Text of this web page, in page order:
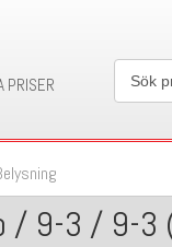
PRISER
/ 9-3 / 9-